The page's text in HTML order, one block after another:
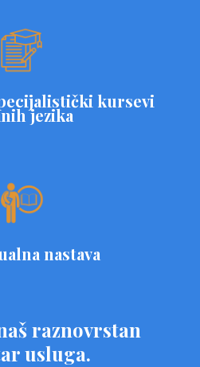
kursevi
jezika
nastava
raznovrstan
usluga.